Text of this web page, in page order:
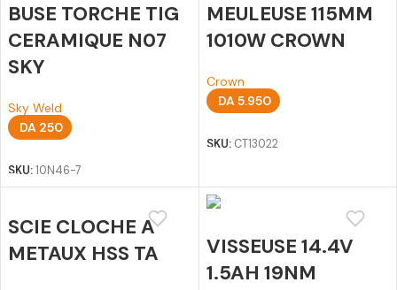
BUSE TORCHE TIG
CERAMIQUE N07
SKY
Sky Weld
DA 250
SKU:10N46-7
MEULEUSE 115MM
1010W CROWN
Crown
DA5.950
SKU: CT13022
SCIE CLOCHE A
METAUX HSS TA
VISSEUSE 14.4V
1.5AH 19NM